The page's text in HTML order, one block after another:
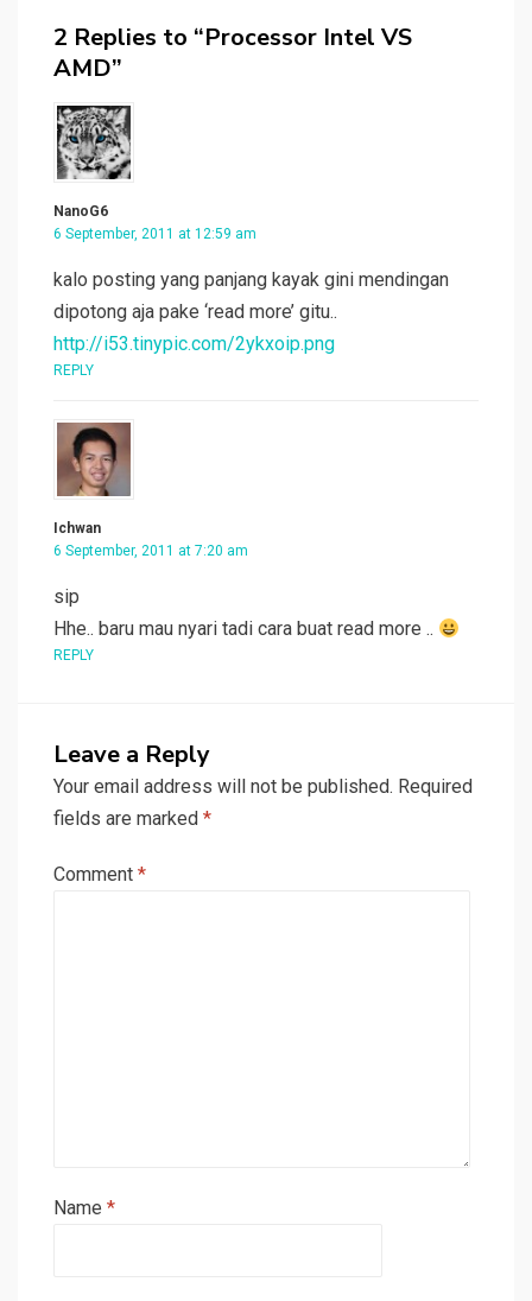
2 Replies to “Processor Intel VS
AMD”
NanoG6
6 September, 2011 at 12:59 am
kalo posting yang panjang kayak gini mendingan
dipotong aja pake ‘read more’ gitu..
http://i53.tinypic.com/2ykxoip.png
REPLY
Ichwan
6 September, 2011 at 7:20 am
sip
Hhe.. baru mau nyari tadi cara buat read more ..
REPLY
Leave a Reply
Your email address will not be published. Required
fields are marked *
Comment *
Name *